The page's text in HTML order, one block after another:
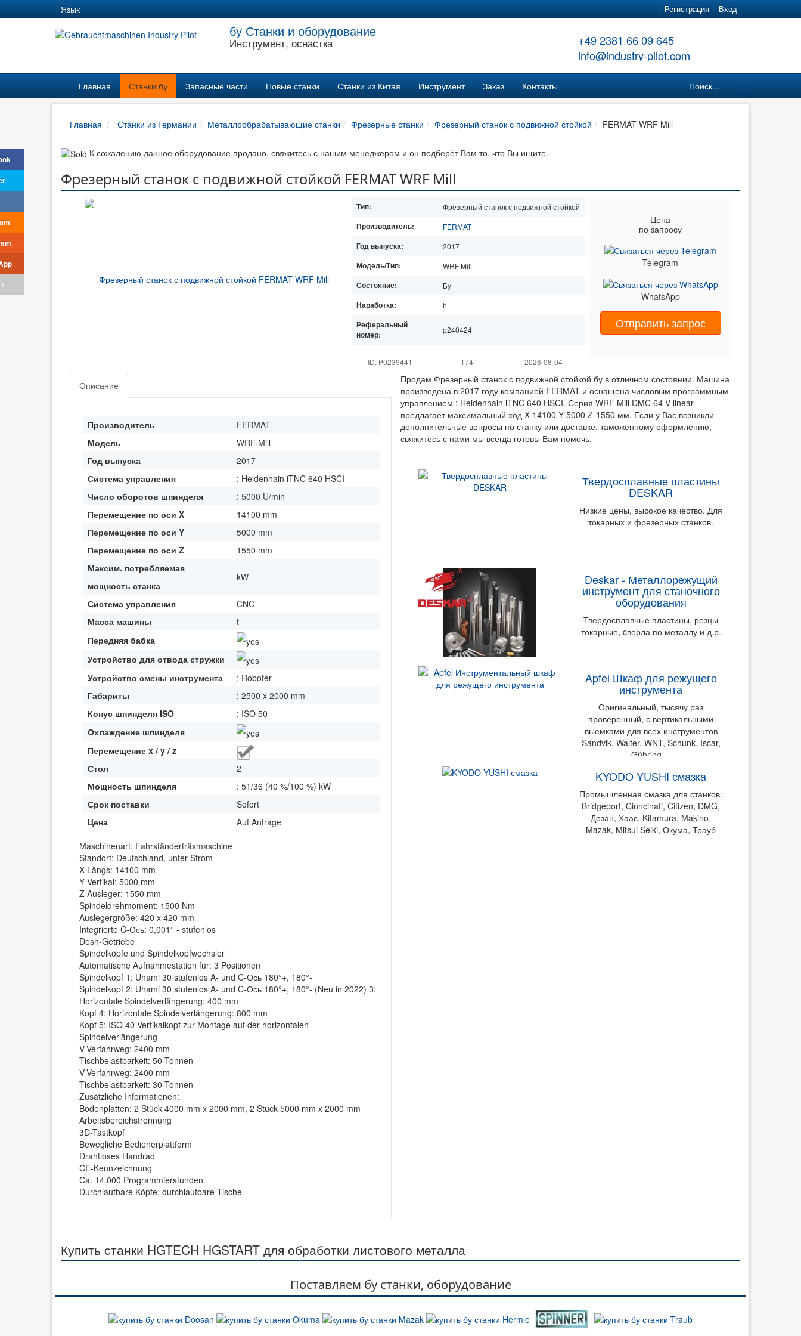
Язык Регистрация Вход
бу Станки и оборудование
Инструмент, оснастка
+49 2381 66 09 645
info@industry-pilot.com
Главная Станки бу Запасные части Новые станки Станки из Китая Инструмент Заказ Контакты Поиск...
Главная Станки из Германии Металлообрабатывающие станки Фрезерные станки Фрезерный станок с подвижной стойкой FERMAT WRF Mill
К сожалению данное оборудование продано, свяжитесь с нашим менеджером и он подберёт Вам то, что Вы ищите.
Фрезерный станок с подвижной стойкой FERMAT WRF Mill
Тип: Фрезерный станок с подвижной стойкой
Производитель: FERMAT
Год выпуска: 2017
Модель/Тип: WRF Mill
Состояние: Бу
Наработка: h
Реферальный
номер:
p240424
ID: P0239441 174 2026-08-04
Цена
по запросу
Telegram
WhatsApp
Отправить запрос
Описание
Производитель
FERMAT
Модель
WRF Mill
Год выпуска
2017
Система управления
: Heidenhain iTNC 640 HSCI
Число оборотов шпинделя
: 5000 U/min
Перемещение по оси X
14100 mm
Перемещение по оси Y
5000 mm
Перемещение по оси Z
1550 mm
Максим. потребляемая
мощность станка
kW
Система управления
CNC
Масса машины
t
Передняя бабка
Устройство для отвода стружки
Устройство смены инструмента
: Roboter
Габариты
: 2500 x 2000 mm
Конус шпинделя ISO
: ISO 50
Охлаждение шпинделя
Перемещение x / y / z
Стол
2
Мощность шпинделя
: 51/36 (40 %/100 %) kW
Срок поставки
Sofort
Цена
Auf Anfrage
Maschinenart: Fahrständerfräsmaschine
Standort: Deutschland, unter Strom
X Längs: 14100 mm
Y Vertikal: 5000 mm
Z Ausleger: 1550 mm
Spindeldrehmoment: 1500 Nm
Auslegergröße: 420 x 420 mm
Integrierte C-Ось: 0,001° - stufenlos
Desh-Getriebe
Spindelköpfe und Spindelkopfwechsler
Automatische Aufnahmestation für: 3 Positionen
Spindelkopf 1: Uhami 30 stufenlos A- und C-Ось 180°+, 180°-
Spindelkopf 2: Uhami 30 stufenlos A- und C-Ось 180°+, 180°- (Neu in 2022) 3:
Horizontale Spindelverlängerung: 400 mm
Kopf 4: Horizontale Spindelverlängerung: 800 mm
Kopf 5: ISO 40 Vertikalkopf zur Montage auf der horizontalen
Spindelverlängerung
V-Verfahrweg: 2400 mm
Tischbelastbarkeit: 50 Tonnen
V-Verfahrweg: 2400 mm
Tischbelastbarkeit: 30 Tonnen
Zusätzliche Informationen:
Bodenplatten: 2 Stück 4000 mm x 2000 mm, 2 Stück 5000 mm x 2000 mm
Arbeitsbereichstrennung
3D-Tastkopf
Bewegliche Bedienerplattform
Drahtloses Handrad
CE-Kennzeichnung
Ca. 14.000 Programmierstunden
Durchlaufbare Köpfe, durchlaufbare Tische
Продам Фрезерный станок с подвижной стойкой бу в отличном состоянии. Машина
произведена в 2017 году компанией FERMAT и оснащена числовым программным
управлением : Heidenhain iTNC 640 HSCI. Серия WRF Mill DMC 64 V linear
предлагает максимальный ход X-14100 Y-5000 Z-1550 мм. Если у Вас возникли
дополнительные вопросы по станку или доставке, таможенному оформлению,
свяжитесь с нами мы всегда готовы Вам помочь.
Твердосплавные пластины
DESKAR
Низкие цены, высокое качество. Для
токарных и фрезерных станков.
Deskar - Металлорежущий
инструмент для станочного
оборудования
Твердосплавные пластины, резцы
токарные, cверла по металлу и д.р.
Apfel Шкаф для режущего
инструмента
Оригинальный, тысячу раз
проверенный, с вертикальными
выемками для всех инструментов
Sandvik, Walter, WNT, Schunk, Iscar,
Gühring ...
KYODO YUSHI смазка
Промышленная смазка для станков:
Bridgeport, Cinncinati, Citizen, DMG,
Дозан, Хаас, Kitamura, Makino,
Mazak, Mitsui Seiki, Окума, Трауб
Купить станки HGTECH HGSTART для обработки листового металла
Поставляем бу станки, оборудование